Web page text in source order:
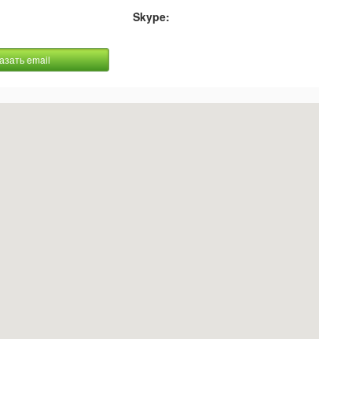
email
Skype: